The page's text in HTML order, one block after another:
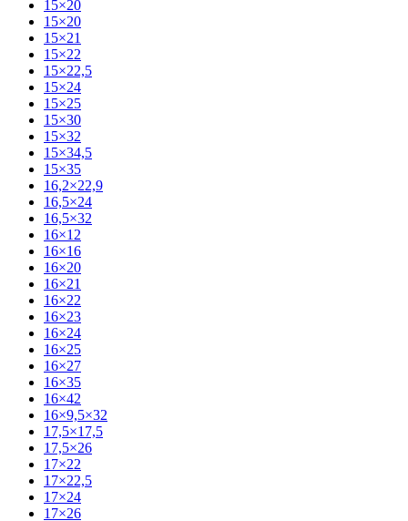
15×20
15×20
15×21
15×22
15×22,5
15×24
15×25
15×30
15×32
15×34,5
15×35
16,2×22,9
16,5×24
16,5×32
16×12
16×16
16×20
16×21
16×22
16×23
16×24
16×25
16×27
16×35
16×42
16×9,5×32
17,5×17,5
17,5×26
17×22
17×22,5
17×24
17×26